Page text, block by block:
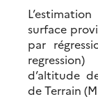
surface
par
d’altitude
de Terrain